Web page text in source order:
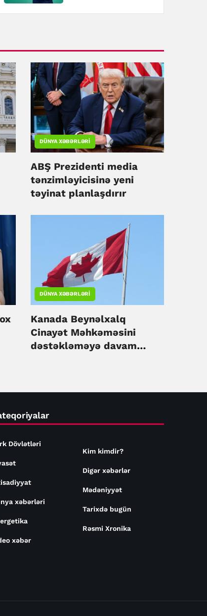
DÜNYA XƏBƏRLƏRI
ABŞ Prezidenti media
tənzimləyicisinə yeni
təyinat planlaşdırır
DÜNYA XƏBƏRLƏRI
Kanada Beynəlxalq
Cinayət Məhkəməsini
dəstəkləməyə davam
Dövlətləri
xəbərləri
xəbər
Kim kimdir?
Digər xəbərlər
Mədəniyyət
Tarixdə bugün
Rəsmi Xronika